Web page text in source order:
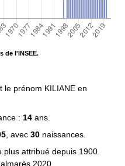
de l'INSEE.
le prénom KILIANE en
: 14 ans.
, avec 30 naissances.
attribué depuis 1900.
2020.